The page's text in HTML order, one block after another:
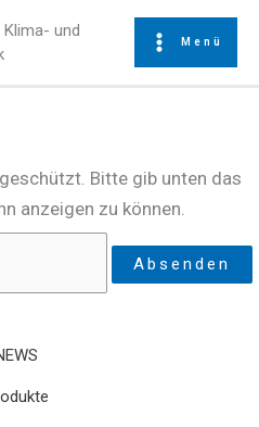
und
Menü
Bitte gib unten das
anzeigen zu können.